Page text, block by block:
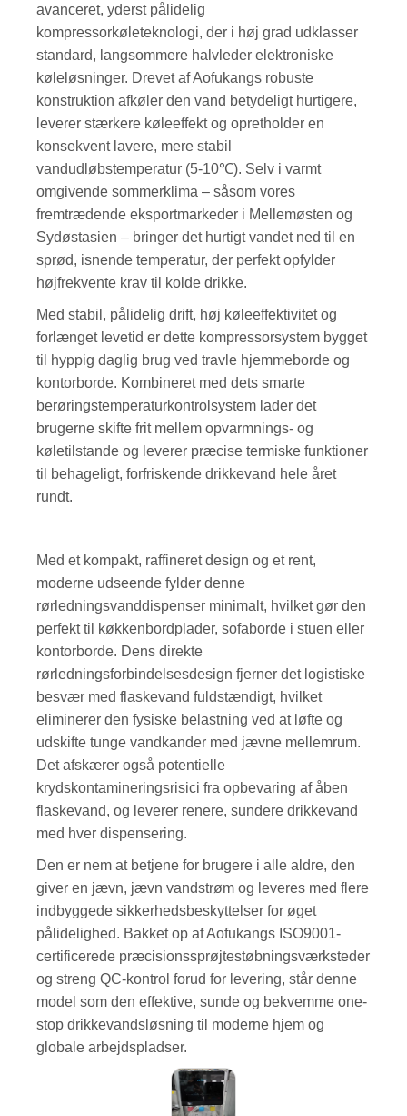
avanceret, yderst pålidelig
kompressorkøleteknologi, der i høj grad udklasser
standard, langsommere halvleder elektroniske
køleløsninger. Drevet af Aofukangs robuste
konstruktion afkøler den vand betydeligt hurtigere,
leverer stærkere køleeffekt og opretholder en
konsekvent lavere, mere stabil
vandudløbstemperatur (5-10℃). Selv i varmt
omgivende sommerklima – såsom vores
fremtrædende eksportmarkeder i Mellemøsten og
Sydøstasien – bringer det hurtigt vandet ned til en
sprød, isnende temperatur, der perfekt opfylder
højfrekvente krav til kolde drikke.
Med stabil, pålidelig drift, høj køleeffektivitet og
forlænget levetid er dette kompressorsystem bygget
til hyppig daglig brug ved travle hjemmeborde og
kontorborde. Kombineret med dets smarte
berøringstemperaturkontrolsystem lader det
brugerne skifte frit mellem opvarmnings- og
køletilstande og leverer præcise termiske funktioner
til behageligt, forfriskende drikkevand hele året
rundt.
Med et kompakt, raffineret design og et rent,
moderne udseende fylder denne
rørledningsvanddispenser minimalt, hvilket gør den
perfekt til køkkenbordplader, sofaborde i stuen eller
kontorborde. Dens direkte
rørledningsforbindelsesdesign fjerner det logistiske
besvær med flaskevand fuldstændigt, hvilket
eliminerer den fysiske belastning ved at løfte og
udskifte tunge vandkander med jævne mellemrum.
Det afskærer også potentielle
krydskontamineringsrisici fra opbevaring af åben
flaskevand, og leverer renere, sundere drikkevand
med hver dispensering.
Den er nem at betjene for brugere i alle aldre, den
giver en jævn, jævn vandstrøm og leveres med flere
indbyggede sikkerhedsbeskyttelser for øget
pålidelighed. Bakket op af Aofukangs ISO9001-
certificerede præcisionssprøjtestøbningsværksteder
og streng QC-kontrol forud for levering, står denne
model som den effektive, sunde og bekvemme one-
stop drikkevandsløsning til moderne hjem og
globale arbejdspladser.